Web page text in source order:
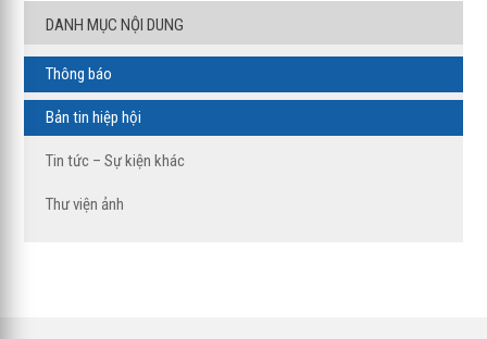
DANH MỤC NỘI DUNG
Thông báo
Bản tin hiệp hội
Tin tức – Sự kiện khác
Thư viện ảnh